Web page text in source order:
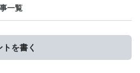
一覧
トを書く